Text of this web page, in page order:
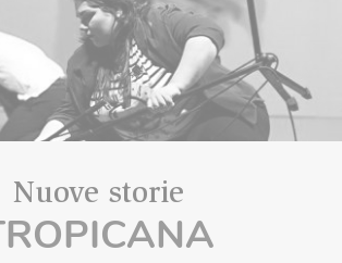
Nuove storie